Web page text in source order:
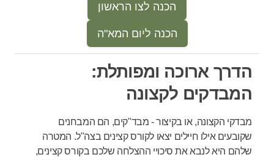
הכנה לצו הראשון
הכנה ליום המא"ה
הדרך ארוכה ומפותלת:
המבדקים לקצונה
מבדקי הקצונה, או בקיצור - מבד"קים, הם המבחנים
שקובעים אילו חיילים יצאו לקורס קצינים בצה"ל. המטרה
שלהם היא לנבא את סיכויי ההצלחה שלכם בקורס קצינים,